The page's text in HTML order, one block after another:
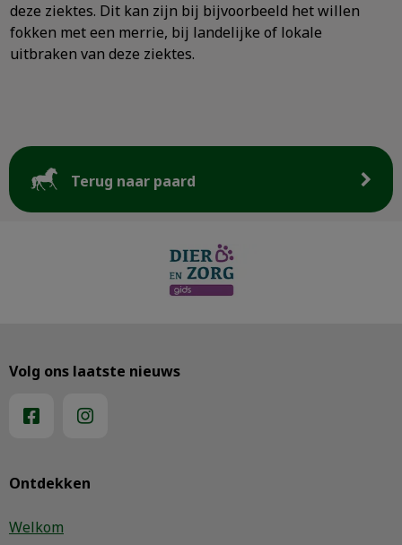
deze ziektes. Dit kan zijn bij bijvoorbeeld het willen
fokken met een merrie, bij landelijke of lokale
uitbraken van deze ziektes.
Terug naar paard
Ontdekken
Welkom
Volg ons laatste nieuws